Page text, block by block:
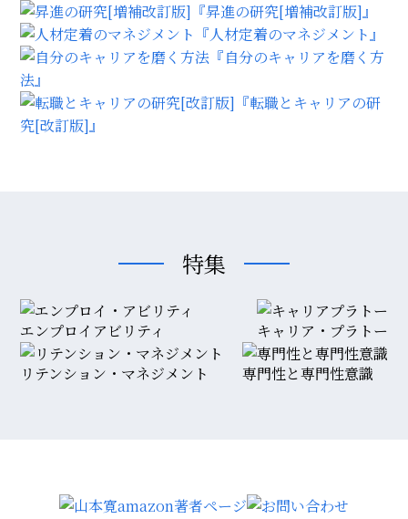
『昇進の研究[増補改訂版]』
『人材定着のマネジメント』
『自分のキャリアを磨く方
法』
『転職とキャリアの研
究[改訂版]』
特集
エンプロイアビリティ キャリア・プラトー
リテンション・マネジメント 専門性と専門性意識